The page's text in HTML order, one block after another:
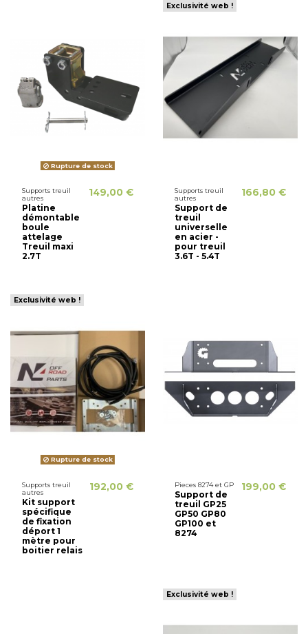
Rupture de stock
Supports treuil
autres
Platine
démontable
boule
attelage
Treuil maxi
2.7T
149,00 €
Exclusivité web !
Supports treuil
autres
Support de
treuil
universelle
en acier -
pour treuil
3.6T - 5.4T
166,80 €
Exclusivité web !
Rupture de stock
Supports treuil
autres
Kit support
spécifique
de fixation
déport 1
mètre pour
boitier relais
192,00 € Pieces 8274 et GP
Support de
treuil GP25
GP50 GP80
GP100 et
8274
199,00 €
Exclusivité web !